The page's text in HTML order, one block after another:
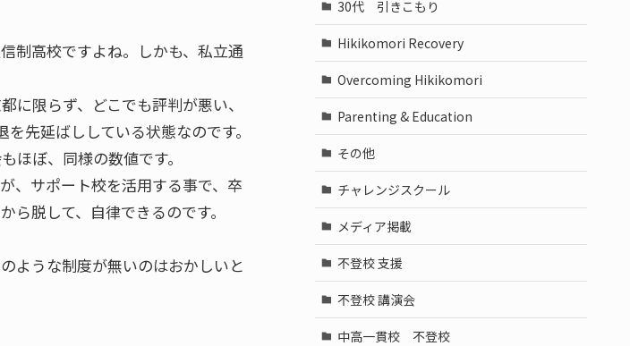
制高校ですよね。しかも、私立通
限らず、どこでも評判が悪い、
先延ばししている状態なのです。
ほぼ、同様の数値です。
、サポート校を活用する事で、卒
脱して、自律できるのです。
ような制度が無いのはおかしいと
30代 引きこもり
Hikikomori Recovery
Overcoming Hikikomori
Parenting & Education
その他
チャレンジスクール
メディア掲載
不登校 支援
不登校 講演会
中高一貫校 不登校